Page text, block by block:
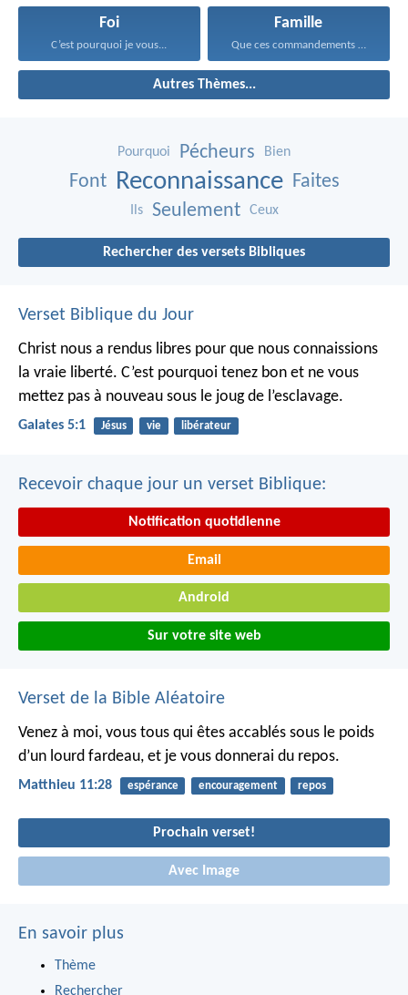
Foi
C’est pourquoi je vous...
Famille
Que ces commandements que...
Autres Thèmes...
Pourquoi Pécheurs Bien
Font Reconnaissance Faites
Ils Seulement Ceux
Rechercher des versets Bibliques
Verset Biblique du Jour
Christ nous a rendus libres pour que nous connaissions
la vraie liberté. C’est pourquoi tenez bon et ne vous
mettez pas à nouveau sous le joug de l’esclavage.
Galates 5:1 Jésus vie libérateur
Recevoir chaque jour un verset Biblique:
Notification quotidienne
Email
Android
Sur votre site web
Verset de la Bible Aléatoire
Venez à moi, vous tous qui êtes accablés sous le poids
d’un lourd fardeau, et je vous donnerai du repos.
Matthieu 11:28 espérance encouragement repos
Prochain verset!
Avec Image
En savoir plus
Thème
Rechercher